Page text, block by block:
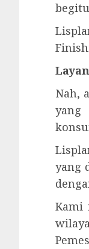
Nah,
yang
yang
Kami